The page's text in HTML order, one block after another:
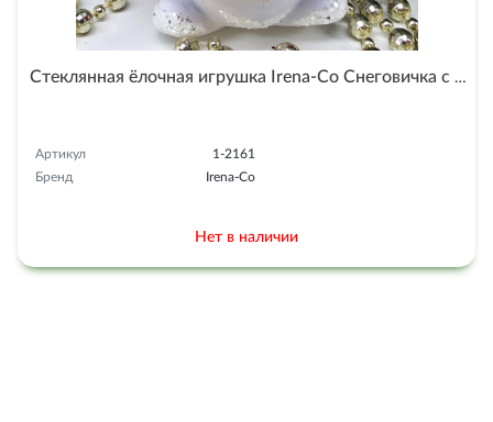
Стеклянная ёлочная игрушка Irena-Co Снеговичка с бусами
Артикул
1-2161
Бренд
Irena-Co
Нет в наличии